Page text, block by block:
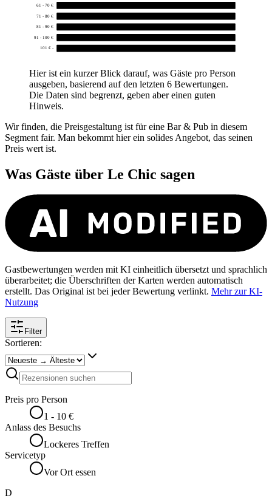
61 - 70 €
71 - 80 €
81 - 90 €
91 - 100 €
101 € -
Hier ist ein kurzer Blick darauf, was Gäste pro Person
ausgeben, basierend auf den letzten 6 Bewertungen.
Die Daten sind begrenzt, geben aber einen guten
Hinweis.
Wir finden, die Preisgestaltung ist für eine Bar & Pub in diesem
Segment fair. Man bekommt hier ein solides Angebot, das seinen
Preis wert ist.
Was Gäste über Le Chic sagen
Gastbewertungen werden mit KI einheitlich übersetzt und sprachlich
überarbeitet; die Überschriften der Karten werden automatisch
erstellt. Das Original ist bei jeder Bewertung verlinkt. Mehr zur KI-
Nutzung
Filter
Sortieren:
Preis pro Person
1 - 10 €
Anlass des Besuchs
Lockeres Treffen
Servicetyp
Vor Ort essen
D